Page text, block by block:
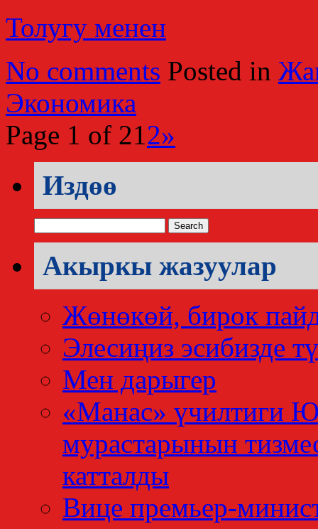
Толугу менен
No comments Posted in
Экономика
Page 1 of 212»
Издөө
for:
Акыркы жазуулар
Жөнөкөй, бирок
Элесиңиз эсибизде
Мен дарыгер
«Манас» үчилтиги
мурастарынын
катталды
Вице премьер-